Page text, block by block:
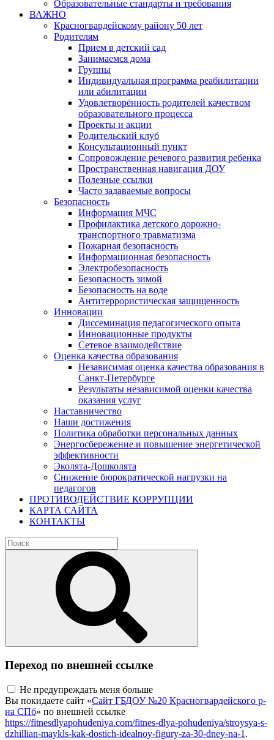
Образовательные стандарты и требования
ВАЖНО
Красногвардейскому району 50 лет
Родителям
Прием в детский сад
Занимаемся дома
Группы
Индивидуальная программа реабилитации
или абилитации
Удовлетворённость родителей качеством
образовательного процесса
Проекты и акции
Родительский клуб
Консультационный пункт
Сопровождение речевого развития ребенка
Пространственная навигация ДОУ
Полезные ссылки
Часто задаваемые вопросы
Безопасность
Информация МЧС
Профилактика детского дорожно-
транспортного травматизма
Пожарная безопасность
Информационная безопасность
Электробезопасность
Безопасность зимой
Безопасность на воде
Антитеррористическая защищенность
Инновации
Диссеминация педагогического опыта
Инновационные продукты
Сетевое взаимодействие
Оценка качества образования
Независимая оценка качества образования в
Санкт-Петербурге
Результаты независимой оценки качества
оказания услуг
Наставничество
Наши достижения
Политика обработки персональных данных
Энергосбережение и повышение энергетической
эффективности
Эколята-Дошколята
Снижение бюрократической нагрузки на
педагогов
ПРОТИВОДЕЙСТВИЕ КОРРУПЦИИ
КАРТА САЙТА
КОНТАКТЫ
Переход по внешней ссылке
Не предупреждать меня больше
Вы покидаете сайт «Сайт ГБДОУ №20 Красногвардейского р-
на СПб» по внешней ссылке
https://fitnesdlyapohudeniya.com/fitnes-dlya-pohudeniya/stroysya-s-
dzhillian-maykls-kak-dostich-idealnoy-figury-za-30-dney-na-1.